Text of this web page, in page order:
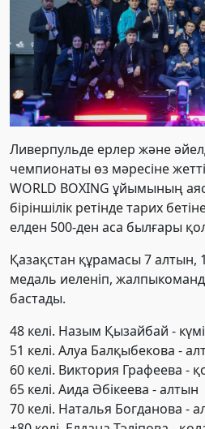
Ливерпульде ерлер және
чемпионаты өз мәресіне
WORLD BOXING ұйымының
біріншілік ретінде тарих
елден 500-ден аса былғары
Қазақстан құрамасы 7 алтын,
медаль иеленіп,
бастады.
48 келі. Назым Қызайбай -
51 келі. Алуа Балқыбекова -
60 келі. Виктория Графеева -
65 келі. Аида Әбікеева - алтын
70 келі. Наталья Богданова -